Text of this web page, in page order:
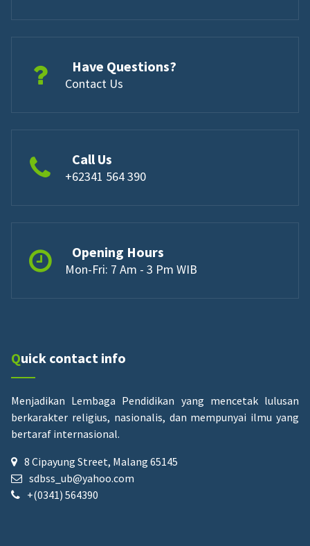
Have Questions?
Contact Us
Call Us
+62341 564 390
Opening Hours
Mon-Fri: 7 Am - 3 Pm WIB
Quick contact info
Menjadikan Lembaga Pendidikan yang mencetak lulusan
berkarakter religius, nasionalis, dan mempunyai ilmu yang
bertaraf internasional.
8 Cipayung Street, Malang 65145
sdbss_ub@yahoo.com
+(0341) 564390